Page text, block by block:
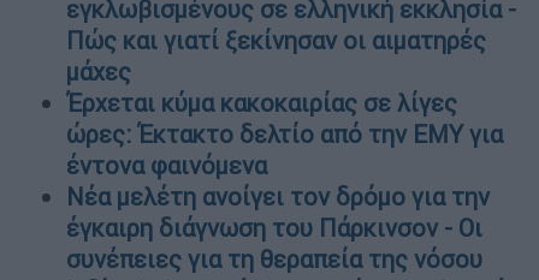
εγκλωβισμένους σε ελληνική εκκλησία -
Πώς και γιατί ξεκίνησαν οι αιματηρές
μάχες
Έρχεται κύμα κακοκαιρίας σε λίγες
ώρες: Έκτακτο δελτίο από την ΕΜΥ για
έντονα φαινόμενα
Νέα μελέτη ανοίγει τον δρόμο για την
έγκαιρη διάγνωση του Πάρκινσον - Οι
συνέπειες για τη θεραπεία της νόσου